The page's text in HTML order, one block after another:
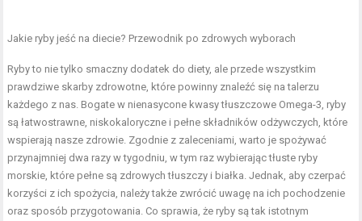
Jakie ryby jeść na diecie? Przewodnik po zdrowych wyborach
Ryby to nie tylko smaczny dodatek do diety, ale przede wszystkim
prawdziwe skarby zdrowotne, które powinny znaleźć się na talerzu
każdego z nas. Bogate w nienasycone kwasy tłuszczowe Omega-3, ryby
są łatwostrawne, niskokaloryczne i pełne składników odżywczych, które
wspierają nasze zdrowie. Zgodnie z zaleceniami, warto je spożywać
przynajmniej dwa razy w tygodniu, w tym raz wybierając tłuste ryby
morskie, które pełne są zdrowych tłuszczy i białka. Jednak, aby czerpać
korzyści z ich spożycia, należy także zwrócić uwagę na ich pochodzenie
oraz sposób przygotowania. Co sprawia, że ryby są tak istotnym